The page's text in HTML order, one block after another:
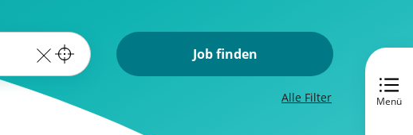
Job finden
Alle Filter Menü